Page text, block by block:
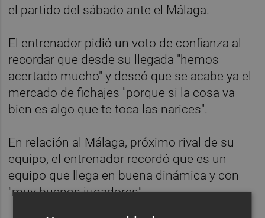
el partido del sábado ante el Málaga.
El entrenador pidió un voto de confianza al
recordar que desde su llegada "hemos
acertado mucho" y deseó que se acabe ya el
mercado de fichajes "porque si la cosa va
bien es algo que te toca las narices".
En relación al Málaga, próximo rival de su
equipo, el entrenador recordó que es un
equipo que llega en buena dinámica y con
"muy buenos jugadores".